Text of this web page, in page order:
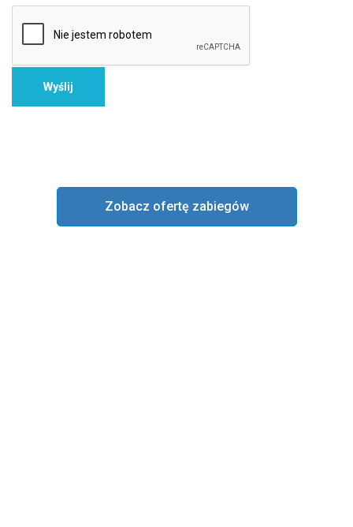
Zobacz ofertę zabiegów